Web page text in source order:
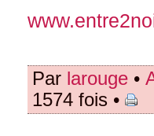
Par larouge •
1574 fois •